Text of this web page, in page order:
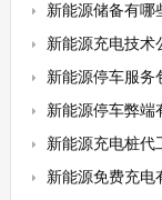
新能源储备有哪
新能源充电技术
新能源停车服务
新能源停车弊端
新能源充电桩代
新能源免费充电